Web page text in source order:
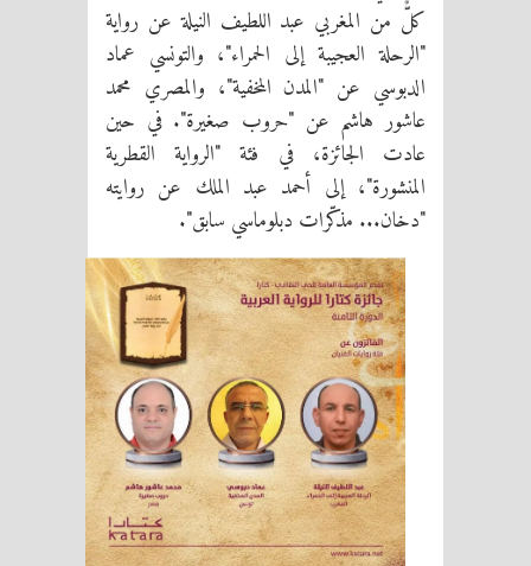
كلٌّ من المغربي عبد اللطيف النيلة عن رواية
"الرحلة العجيبة إلى الحمراء"، والتونسي عماد
الدبوسي عن "المدن المخفية"، والمصري محمد
عاشور هاشم عن "حروب صغيرة". في حين
عادت الجائزة، في فئة "الرواية القطرية
المنشورة"، إلى أحمد عبد الملك عن روايته
"دخان... مذكّرات دبلوماسي سابق".